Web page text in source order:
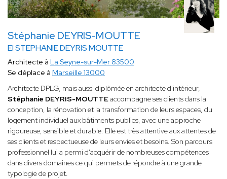
Stéphanie DEYRIS-MOUTTE
EI STEPHANIE DEYRIS MOUTTE
Architecte à La Seyne-sur-Mer 83500
Se déplace à Marseille 13000
Architecte DPLG, mais aussi diplômée en architecte d'intérieur,
Stéphanie DEYRIS-MOUTTEaccompagne ses clients dans la
conception, la rénovation et la transformation de leurs espaces, du
logement individuel aux bâtiments publics, avec une approche
rigoureuse, sensible et durable. Elle est très attentive aux attentes de
ses clients et respectueuse de leurs envies et besoins. Son parcours
professionnel lui a permi d'acquérir de nombreuses compétences
dans divers domaines ce qui permets de répondre à une grande
typologie de projet.